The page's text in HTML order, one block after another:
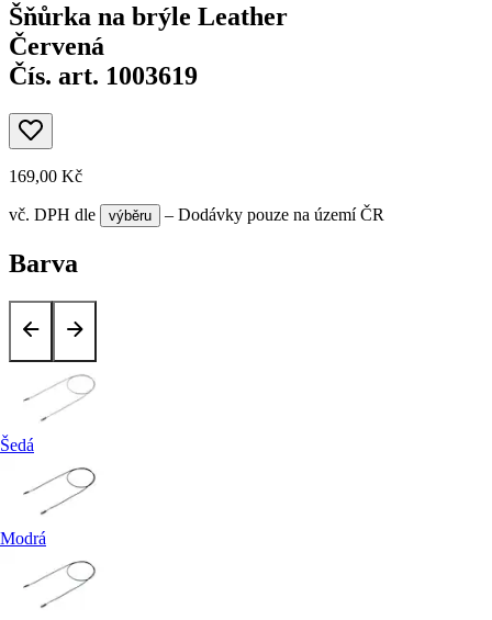
Šňůrka na brýle Leather
Červená
Čís. art. 1003619
169,00 Kč
vč. DPH dle výběru – Dodávky pouze na území ČR
Barva
Šedá
Modrá